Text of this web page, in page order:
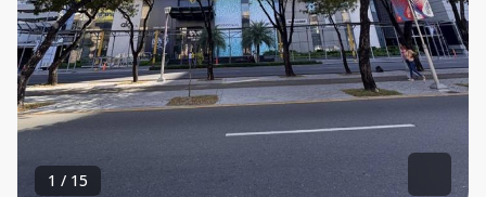
1 / 15